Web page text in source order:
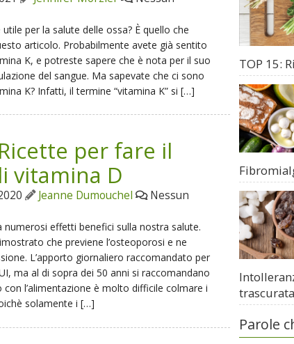
per la salute delle ossa? È quello che
articolo. Probabilmente avete già sentito
K, e potreste sapere che è nota per il suo
del sangue. Ma sapevate che ci sono
K? Infatti, il termine “vitamina K” si […]
per fare il
vitamina D
Jeanne Dumouchel
Nessun
numerosi effetti benefici sulla nostra salute.
che previene l’osteoporosi e ne
L’apporto giornaliero raccomandato per
ma al di sopra dei 50 anni si raccomandano
con l’alimentazione è molto difficile colmare i
solamente i […]
TOP 15:
Parole